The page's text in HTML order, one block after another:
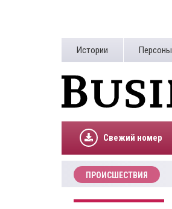
Истории Персоны
Свежий номер
ПРОИСШЕСТВИЯ